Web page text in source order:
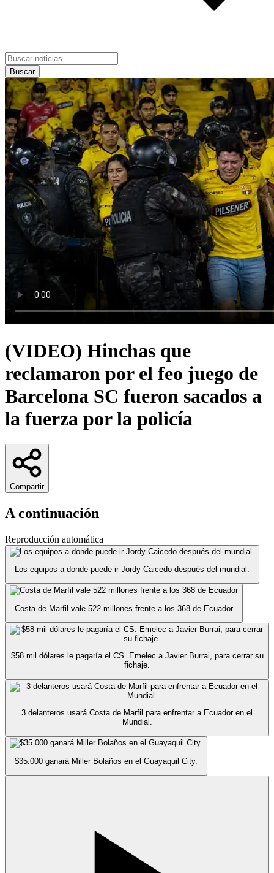
Buscar
(VIDEO) Hinchas que
reclamaron por el feo juego de
Barcelona SC fueron sacados a
la fuerza por la policía
Compartir
A continuación
Reproducción automática
Los equipos a donde puede ir Jordy Caicedo después del mundial.
Costa de Marfil vale 522 millones frente a los 368 de Ecuador
$58 mil dólares le pagaría el CS. Emelec a Javier Burrai, para cerrar su
fichaje.
3 delanteros usará Costa de Marfil para enfrentar a Ecuador en el
Mundial.
$35.000 ganará Miller Bolaños en el Guayaquil City.